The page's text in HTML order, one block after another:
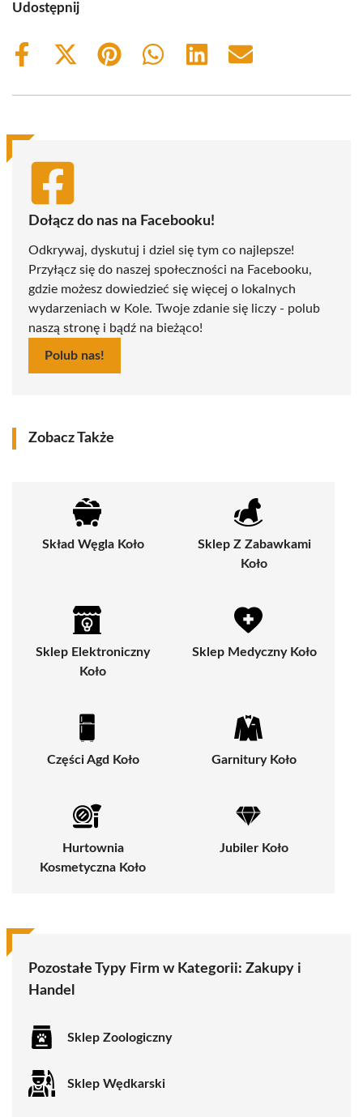
Udostępnij
Share
Share
(Twitter)
Share
Share
Share
Share
Dołącz do nas na Facebooku!
Odkrywaj, dyskutuj i dziel się tym co najlepsze!
Przyłącz się do naszej społeczności na Facebooku,
gdzie możesz dowiedzieć się więcej o lokalnych
wydarzeniach w Kole. Twoje zdanie się liczy - polub
naszą stronę i bądź na bieżąco!
Polub nas!
Zobacz Także
Skład Węgla Koło
Sklep Z Zabawkami
Koło
Sklep Elektroniczny
Koło
Sklep Medyczny Koło
Części Agd Koło Garnitury Koło
Hurtownia
Kosmetyczna Koło
Jubiler Koło
Pozostałe Typy Firm w Kategorii: Zakupy i
Handel
Sklep Zoologiczny
Sklep Wędkarski